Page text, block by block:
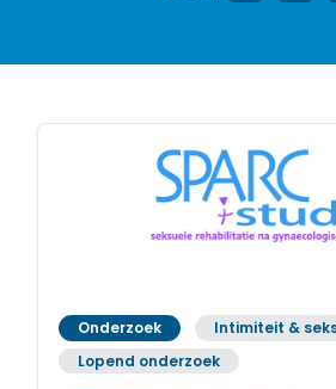
Onderzoek
Intimiteit &
Lopend onderzoek